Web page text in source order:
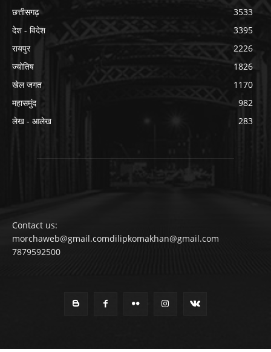
छत्तीसगढ़
3533
देश - विदेश
3395
रायपुर
2226
ज्योतिष
1826
खेल जगत
1170
महासमुंद
982
लेख - आलेख
283
Contact us:
morchaweb@gmail.comdilipkomakhan@gmail.com
7879592500